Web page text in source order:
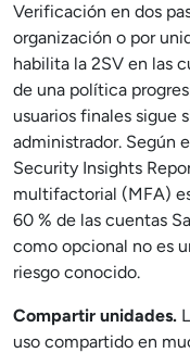
Verificación en dos
organización o por
habilita la 2SV en las
de una política
usuarios finales sigue
administrador. Según
Security Insights
multifactorial (MFA)
60 % de las cuentas
como opcional no es
riesgo conocido.
Compartir unidades.
uso compartido en